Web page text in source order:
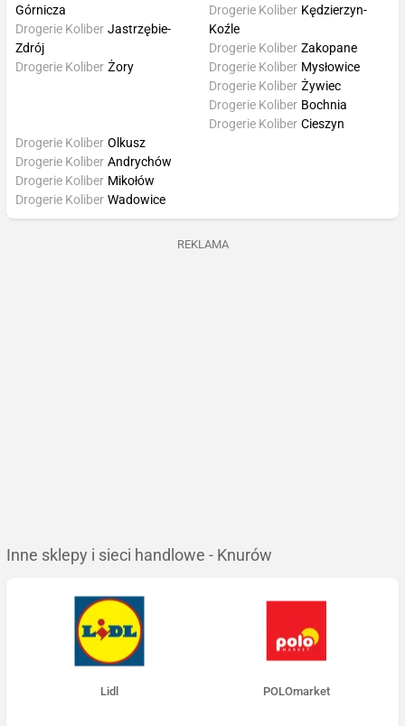
Górnicza
Drogerie Koliber Jastrzębie-
Zdrój
Drogerie Koliber Żory
Drogerie Koliber Kędzierzyn-
Koźle
Drogerie Koliber Zakopane
Drogerie Koliber Mysłowice
Drogerie Koliber Żywiec
Drogerie Koliber Bochnia
Drogerie Koliber Cieszyn
Drogerie Koliber Olkusz
Drogerie Koliber Andrychów
Drogerie Koliber Mikołów
Drogerie Koliber Wadowice
REKLAMA
Inne sklepy i sieci handlowe - Knurów
Lidl POLOmarket